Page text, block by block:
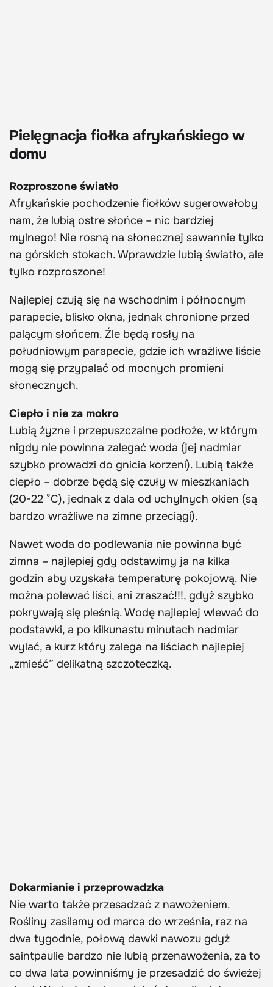
Pielęgnacja fiołka afrykańskiego w
domu
Rozproszone światło
Afrykańskie pochodzenie fiołków sugerowałoby
nam, że lubią ostre słońce – nic bardziej
mylnego! Nie rosną na słonecznej sawannie tylko
na górskich stokach. Wprawdzie lubią światło, ale
tylko rozproszone!
Najlepiej czują się na wschodnim i północnym
parapecie, blisko okna, jednak chronione przed
palącym słońcem. Źle będą rosły na
południowym parapecie, gdzie ich wrażliwe liście
mogą się przypalać od mocnych promieni
słonecznych.
Ciepło i nie za mokro
Lubią żyzne i przepuszczalne podłoże, w którym
nigdy nie powinna zalegać woda (jej nadmiar
szybko prowadzi do gnicia korzeni). Lubią także
ciepło – dobrze będą się czuły w mieszkaniach
(20-22 °C), jednak z dala od uchylnych okien (są
bardzo wrażliwe na zimne przeciągi).
Nawet woda do podlewania nie powinna być
zimna – najlepiej gdy odstawimy ja na kilka
godzin aby uzyskała temperaturę pokojową. Nie
można polewać liści, ani zraszać!!!, gdyż szybko
pokrywają się pleśnią. Wodę najlepiej wlewać do
podstawki, a po kilkunastu minutach nadmiar
wylać, a kurz który zalega na liściach najlepiej
„zmieść” delikatną szczoteczką.
Dokarmianie i przeprowadzka
Nie warto także przesadzać z nawożeniem.
Rośliny zasilamy od marca do września, raz na
dwa tygodnie, połową dawki nawozu gdyż
saintpaulie bardzo nie lubią przenawożenia, za to
co dwa lata powinniśmy je przesadzić do świeżej